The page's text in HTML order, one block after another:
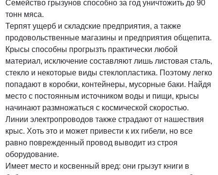
Семейство грызунов способно за год уничтожить до 90
тонн мяса.
Терпят ущерб и складские предприятия, а также
продовольственные магазины и предприятия общепита.
Крысы способны прогрызть практически любой
материал, исключение составляют лишь листовая сталь,
стекло и некоторые виды стеклопластика. Поэтому легко
попадают в коробки, контейнеры, мусорные баки. Найдя
место с постоянным источником воды и пищи, крысы
начинают размножаться с космической скоростью.
Линии электропроводов также страдают от нашествия
крыс. Хоть это и может привести к их гибели, но все
равно поврежденный провод выводит из строя
оборудование.
Имеет место и косвенный вред: они грызут книги в